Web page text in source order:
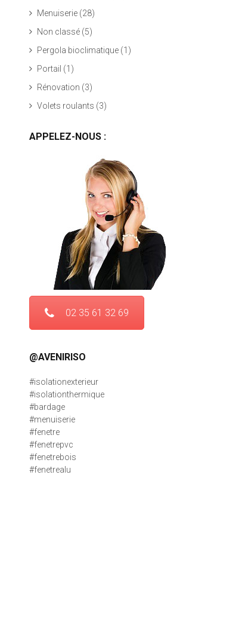
Menuiserie (28)
Non classé (5)
Pergola bioclimatique (1)
Portail (1)
Rénovation (3)
Volets roulants (3)
APPELEZ-NOUS :
02 35 61 32 69
@AVENIRISO
#isolationexterieur
#isolationthermique
#bardage
#menuiserie
#fenetre
#fenetrepvc
#fenetrebois
#fenetrealu